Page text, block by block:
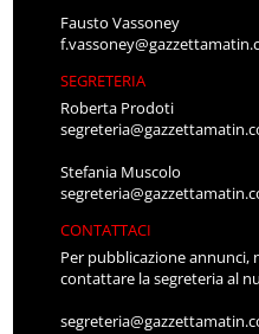
Fausto Vassoney
SEGRETERIA
Roberta Prodoti
Stefania Muscolo
CONTATTACI
Per pubblicazione annunci,
contattare la segreteria al